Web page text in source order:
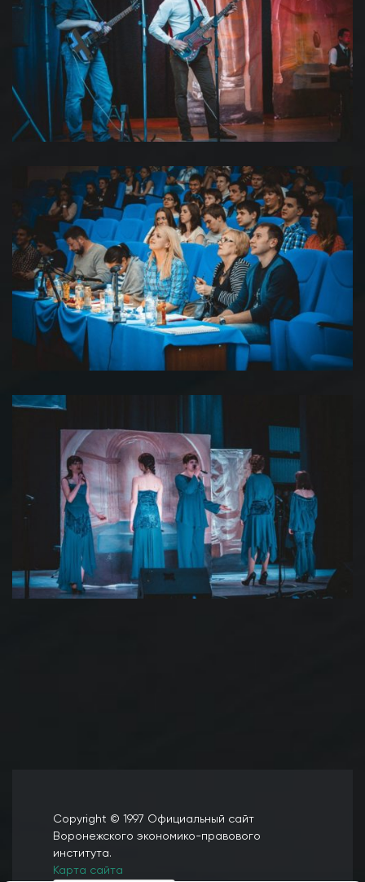
Copyright © 1997 Официальный сайт
Воронежского экономико-правового
института.
Карта сайта